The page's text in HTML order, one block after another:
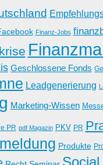
Finanz-Jobs
Geschlossene Fonds
Leadgenerierung
Marketing-Wissen
PR pdf Magazin PKV PR
Produkte